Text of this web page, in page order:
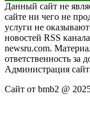
Данный сайт не
сайте ни чего не
услуги не
новостей RSS
newsru.com.
ответственность за
Администрация
Сайт от bmb2 @